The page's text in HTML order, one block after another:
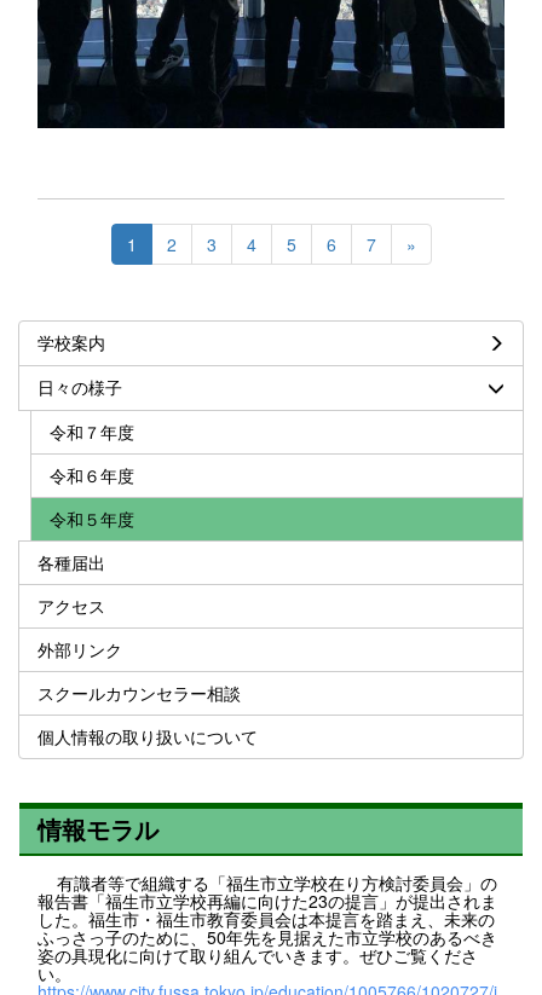
1 2 3 4 5 6 7 »
学校案内
日々の様子
令和７年度
令和６年度
令和５年度
各種届出
アクセス
外部リンク
スクールカウンセラー相談
個人情報の取り扱いについて
情報モラル
有識者等で組織する「福生市立学校在り方検討委員会」の
報告書「福生市立学校再編に向けた23の提言」が提出されま
した。福生市・福生市教育委員会は本提言を踏まえ、未来の
ふっさっ子のために、50年先を見据えた市立学校のあるべき
姿の具現化に向けて取り組んでいきます。ぜひご覧くださ
い。